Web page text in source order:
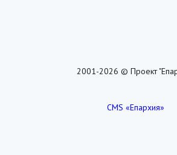
2001-2026 © Проект
CMS «Епархия»